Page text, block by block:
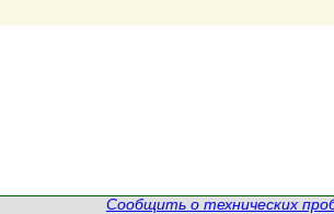
Сообщить о технических